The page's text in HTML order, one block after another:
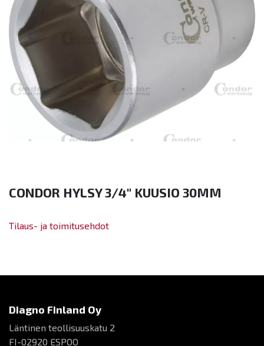
CONDOR HYLSY 3/4" KUUSIO 30MM
Tilaus- ja toimitusehdot
Diagno Finland Oy
Läntinen teollisuuskatu 2
FI-02920 ESPOO